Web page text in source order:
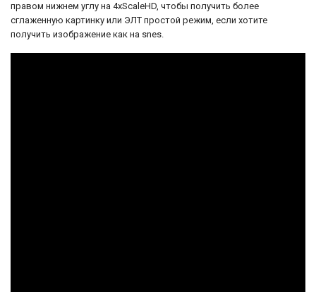
правом нижнем углу на 4xScaleHD, чтобы получить более
сглаженную картинку или ЭЛТ простой режим, если хотите
получить изображение как на snes.